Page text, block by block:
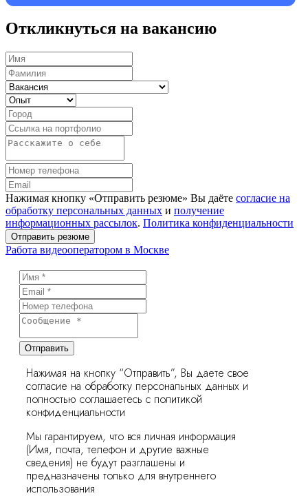
Откликнуться на вакансию
Нажимая кнопку «Отправить резюме» Вы даёте согласие на
обработку персональных данных и получение
информационных рассылок. Политика конфиденциальности
Отправить резюме
Работа видеооператором в Москве
Отправить
Нажимая на кнопку “Отправить”, Вы даете свое
согласие на обработку персональных данных и
полностью соглашаетесь с политикой
конфиденциальности
Мы гарантируем, что вся личная информация
(Имя, почта, телефон и другие важные
сведения) не будут разглашены и
предназначены только для внутреннего
использования